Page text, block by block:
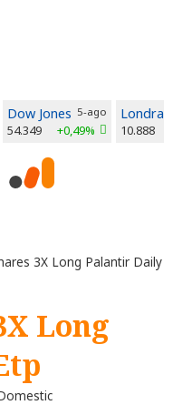
Dow Jones 5-ago
54.349 +0,49%
Londra
10.888
3X Long Palantir Daily
Long